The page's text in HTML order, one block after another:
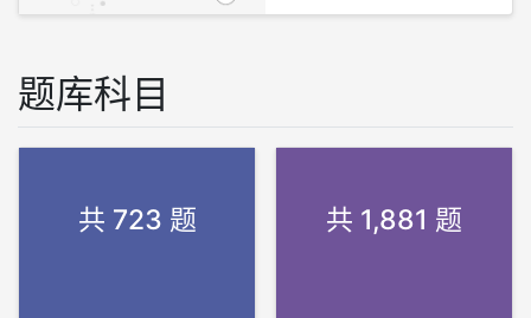
题库科目
共 723 题 共 1,881 题